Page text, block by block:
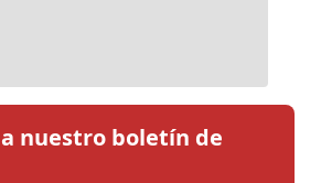
nuestro boletín de